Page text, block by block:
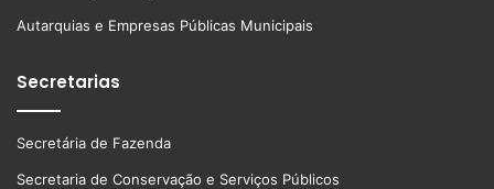
Autarquias e Empresas Públicas Municipais
Secretarias
Secretária de Fazenda
Secretaria de Conservação e Serviços Públicos